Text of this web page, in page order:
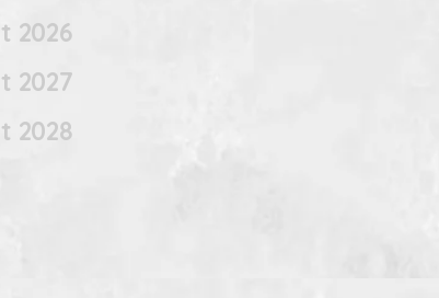
2026
2027
2028